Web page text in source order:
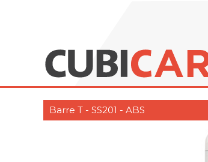
Barre T - SS201 - ABS